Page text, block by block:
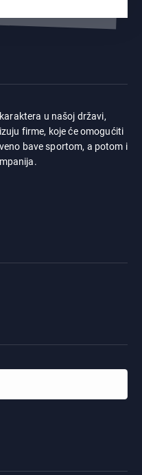
u našoj državi,
firme, koje će omogućiti
bave sportom, a potom i